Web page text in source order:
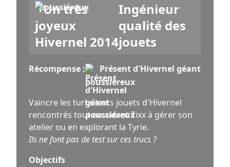
Ingénieur
qualité des
jouets
Récompense :
Présent d'Hivernel géant
poussiéreux
Vaincre les turbulents jouets d'Hivernel
rencontrés tout en aidant Tixx à gérer son
atelier ou en explorant la Tyrie.
Ils ne font pas de test sur ces trucs ?
Objectifs